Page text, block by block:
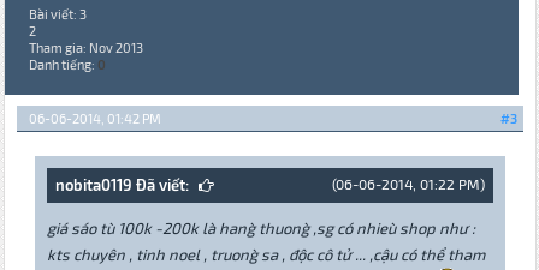
Bài viết: 3
2
Tham gia: Nov 2013
Danh tiếng: 0
#3
06-06-2014, 01:42 PM
(06-06-2014, 01:22 PM)
nobita0119 Đã viết:
giá sáo tu` 100k -200k la` hang` thuong` ,sg có nhieu` shop như :
kts chuyên , tinh noel , truong` sa , độc cô tử ... ,cậu có thể tham